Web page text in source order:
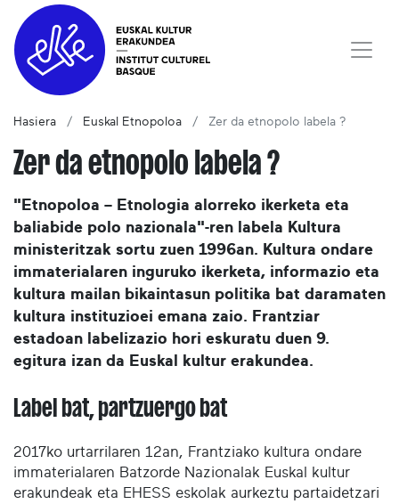
Hasiera Euskal Etnopoloa Zer da etnopolo labela ?
Zer da etnopolo labela ?
"Etnopoloa – Etnologia alorreko ikerketa eta
baliabide polo nazionala"-ren labela Kultura
ministeritzak sortu zuen 1996an. Kultura ondare
immaterialaren inguruko ikerketa, informazio eta
kultura mailan bikaintasun politika bat daramaten
kultura instituzioei emana zaio. Frantziar
estadoan labelizazio hori eskuratu duen 9.
egitura izan da Euskal kultur erakundea.
Label bat, partzuergo bat
2017ko urtarrilaren 12an, Frantziako kultura ondare
immaterialaren Batzorde Nazionalak Euskal kultur
erakundeak eta EHESS eskolak aurkeztu partaidetzari